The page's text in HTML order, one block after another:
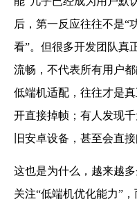
后，第一反应往往不是“
看”。但很多开发团队真
流畅，不代表所有用户
低端机适配，往往才是
开直接掉帧；有人发现
旧安卓设备，甚至会直接
这也是为什么，越来越
关注“低端机优化能力”，